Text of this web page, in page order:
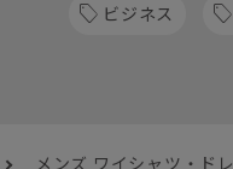
ビジネス
メンズ ワイシャツ・ド